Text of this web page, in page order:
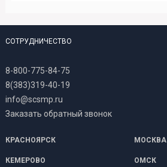
СОТРУДНИЧЕСТВО
8-800-775-84-75
8(383)319-40-19
info@scsmp.ru
Заказать обратный звонок
КРАСНОЯРСК МОСКВА
КЕМЕРОВО ОМСК